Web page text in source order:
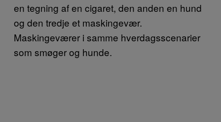
en tegning af en cigaret, den anden en hund
og den tredje et maskingevær.
Maskingeværer i samme hverdagsscenarier
som smøger og hunde.